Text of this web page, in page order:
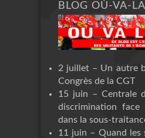
BLOG OÙ-VA-
2 juillet – Un autre
Congrès de la CGT
15 juin – Centrale
discrimination face
dans la sous-
11 juin – Quand les